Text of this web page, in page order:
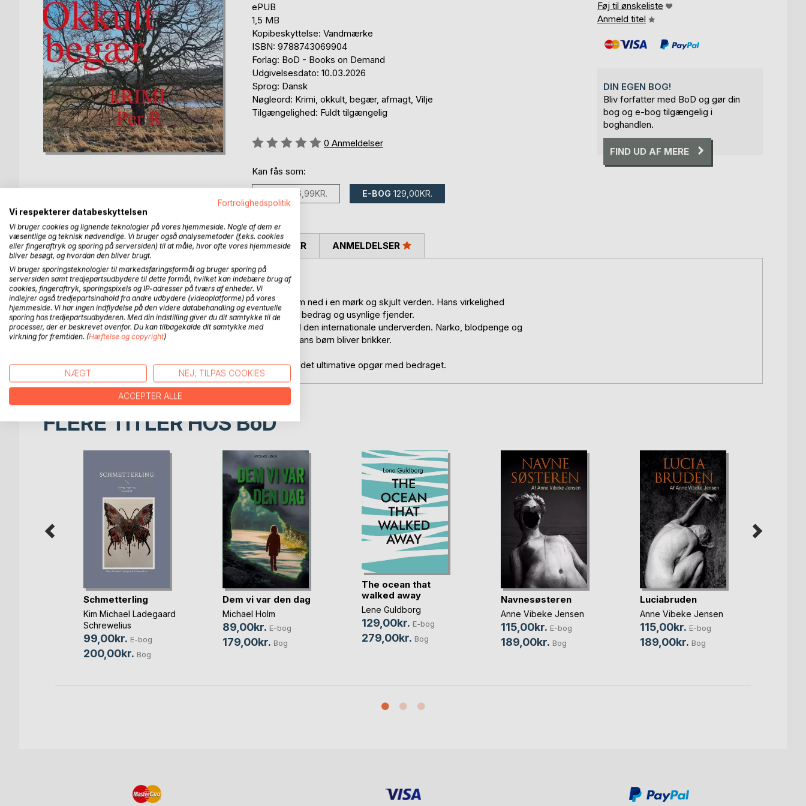
ePUB
1,5 MB
Kopibeskyttelse: Vandmærke
ISBN: 9788743069904
Forlag: BoD - Books on Demand
Udgivelsesdato: 10.03.2026
Sprog: Dansk
Nøgleord: Krimi, okkult, begær, afmagt, Vilje
Tilgængelighed: Fuldt tilgængelig
Anmeldelse::
0 Anmeldelser
Kan fås som:
296,99KR. E-BOG 129,00KR.
Føj til ønskeliste
Anmeld titel
DIN EGEN BOG!
Bliv forfatter med BoD og gør din
bog og e-bog tilgængelig i
boghandlen.
FIND UD AF MERE
BESKRIVELSE
Identitetstyveri. - Et liv i opløsning. - jagten på sandheden.
Jim bliver offer for en sammensværgelse, der trækker ham ned i en mørk og skjult verden. Hans virkelighed
krakelerer, og snart befinder han sig i et mareridt af løgne, bedrag og usynlige fjender.
Bag skyggerne opererer en okkult kult med forbindelser til den internationale underverden. Narko, blodpenge og
hvidvask er blot toppen af isbjerget i et spil, hvor Jim og hans børn bliver brikker.
En intens psykologisk thriller om identitet, manipulation og det ultimative opgør med bedraget.
FORFATTER PRESSEN SKRIVER ANMELDELSER
FLERE TITLER HOSBoD
Schmetterling
Kim Michael Ladegaard
Schrewelius
99,00kr. E-bog
200,00kr. Bog
Dem vi var den dag
Michael Holm
89,00kr. E-bog
179,00kr. Bog
The ocean that
walked away
Lene Guldborg
129,00kr. E-bog
279,00kr. Bog
Navnesøsteren
Anne Vibeke Jensen
115,00kr. E-bog
189,00kr. Bog
Luciabruden
Anne Vibeke Jensen
115,00kr. E-bog
189,00kr. Bog
Fortrolighedspolitik
Vi respekterer databeskyttelsen
Vi bruger cookies og lignende teknologier på vores hjemmeside. Nogle af dem er
væsentlige og teknisk nødvendige. Vi bruger også analysemetoder (f.eks. cookies
eller fingeraftryk og sporing på serversiden) til at måle, hvor ofte vores hjemmeside
bliver besøgt, og hvordan den bliver brugt.
Vi bruger sporingsteknologier til markedsføringsformål og bruger sporing på
serversiden samt tredjepartsudbydere til dette formål, hvilket kan indebære brug af
cookies, fingeraftryk, sporingspixels og IP-adresser på tværs af enheder. Vi
indlejrer også tredjepartsindhold fra andre udbydere (videoplatforme) på vores
hjemmeside. Vi har ingen indflydelse på den videre databehandling og eventuelle
sporing hos tredjepartsudbyderen. Med din indstilling giver du dit samtykke til de
processer, der er beskrevet ovenfor. Du kan tilbagekalde dit samtykke med
virkning for fremtiden. (Hæftelse og copyright)
NÆGT NEJ, TILPAS COOKIES
ACCEPTER ALLE